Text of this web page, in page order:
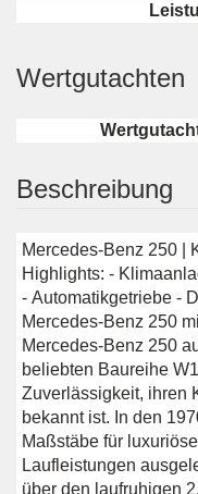
Wertgutachten
Beschreibung
Mercedes-Benz 250 |
Highlights: -
- Automatikgetriebe -
Mercedes-Benz 250
Mercedes-Benz 250
beliebten Baureihe
Zuverlässigkeit, ihren
bekannt ist. In den
Maßstäbe für
Laufleistungen
über den laufruhigen